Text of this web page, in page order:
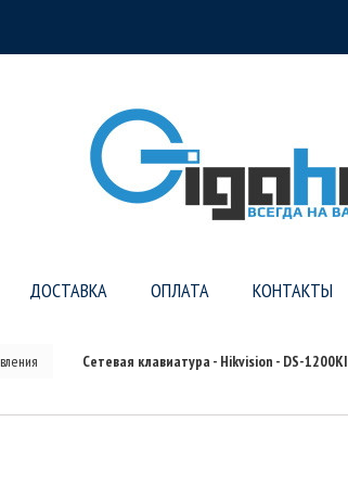
ДОСТАВКА ОПЛАТА КОНТАКТЫ
Сетевая клавиатура - Hikvision - DS-1200KI